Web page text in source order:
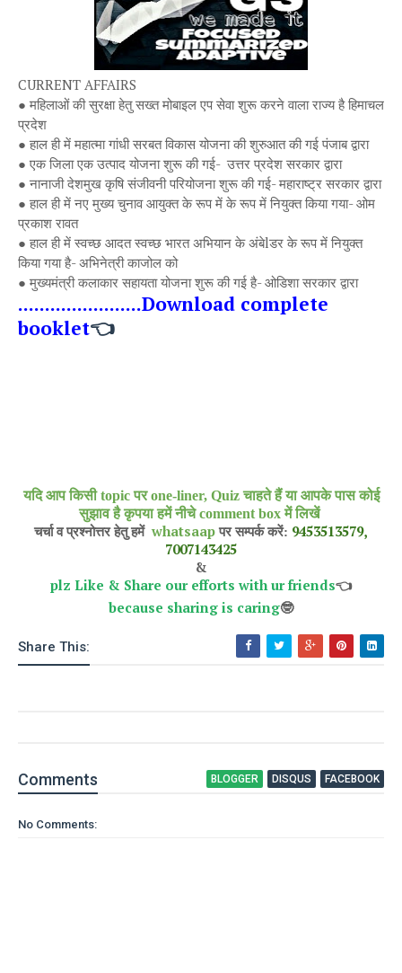
CURRENT AFFAIRS
● महिलाओं की सुरक्षा हेतु सख्त मोबाइल एप सेवा शुरू करने वाला राज्य है हिमाचल
प्रदेश
● हाल ही में महात्मा गांधी सरबत विकास योजना की शुरुआत की गई पंजाब द्वारा
● एक जिला एक उत्पाद योजना शुरू की गई- उत्तर प्रदेश सरकार द्वारा
● नानाजी देशमुख कृषि संजीवनी परियोजना शुरू की गई- महाराष्ट्र सरकार द्वारा
● हाल ही में नए मुख्य चुनाव आयुक्त के रूप में के रूप में नियुक्त किया गया- ओम
प्रकाश रावत
● हाल ही में स्वच्छ आदत स्वच्छ भारत अभियान के अंबेlडर के रूप में नियुक्त
किया गया है- अभिनेत्री काजोल को
● मुख्यमंत्री कलाकार सहायता योजना शुरू की गई है- ओडिशा सरकार द्वारा
.......................Download complete
booklet👈
यदि आप किसी topic पर one-liner, Quiz चाहते हैं या आपके पास कोई
सुझाव है कृपया हमें नीचे comment box में लिखें
चर्चा व प्रश्नोत्तर हेतु हमें whatsaap पर सम्पर्क करें: 9453513579,
7007143425
&
plz Like & Share our efforts with ur friends👈
because sharing is caring🤓
Share This:
Comments BLOGGER DISQUS FACEBOOK
No Comments: